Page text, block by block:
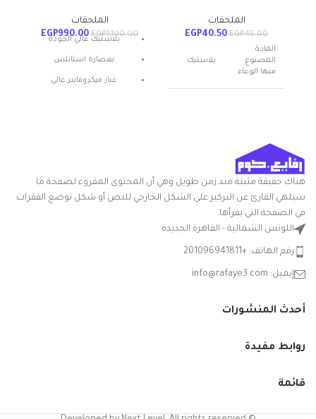
الملحقات
EGP45.00
EGP40.50
المادة
المصنوع
منها الوعاء
بلاستيك
التجارية
اللون
متعدد
الالوان
شكل
مستدير
المكونات
بوله سلطه
بالمنتج
الملحقات
EGP1,100.00
EGP990.00
بلاستيك عالي الجودة
بعصارة استانلس
غيار ميكروفايبر عالي
هناك حقيقة مثبتة منذ زمن طويل وهي أن المحتوى المقروء لصفحة ما
سيلهي القارئ عن التركيز على الشكل الخارجي للنص أو شكل توضع الفقرات
في الصفحة التي يقرأها.
اللوتس الشمالية - القاهرة الجديدة
رقم الهاتف: +201096941811
إيميل: info@rafaye3.com
أحدث المنشورات
روابط مفيدة
قائمة